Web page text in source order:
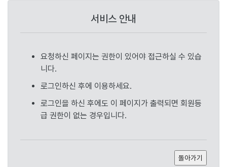
서비스 안내
요청하신 페이지는 권한이 있어야 접근하실 수 있습
니다.
로그인하신 후에 이용하세요.
로그인을 하신 후에도 이 페이지가 출력되면 회원등
급 권한이 없는 경우입니다.